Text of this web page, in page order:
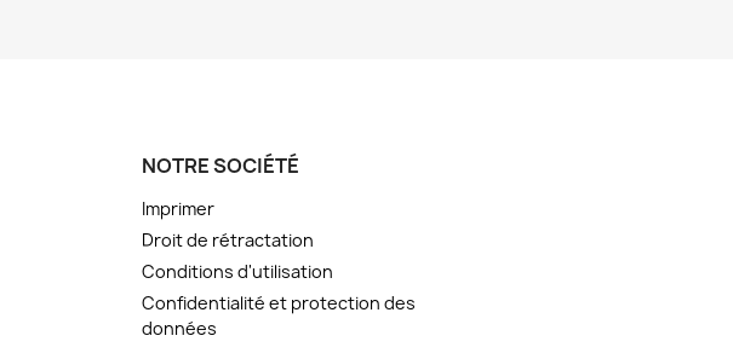
NOTRE SOCIÉTÉ
Imprimer
Droit de rétractation
Conditions d'utilisation
Confidentialité et protection des
données